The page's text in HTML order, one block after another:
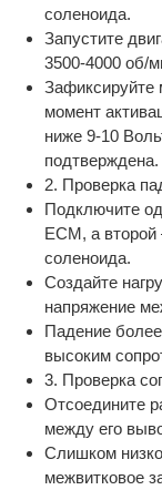
соленоида.
Запустите
3500-4000 об/
Зафиксируйте
момент
ниже 9-10
подтверждена.
2. Проверка
Подключите
ECM, а
соленоида.
Создайте
напряжение
Падение
высоким
3. Проверка
Отсоедините
между его
Слишком
межвитковое